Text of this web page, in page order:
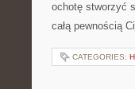
ochotę stworzyć
⁤całą pewnością​
CATEGORIES: